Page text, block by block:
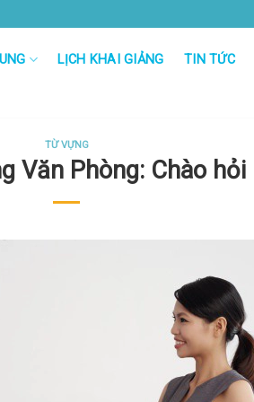
LỊCH KHAI GIẢNG TIN TỨC
TỪ VỰNG
Văn Phòng: Chào hỏi